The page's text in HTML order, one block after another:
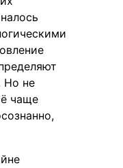
Но не
чаще